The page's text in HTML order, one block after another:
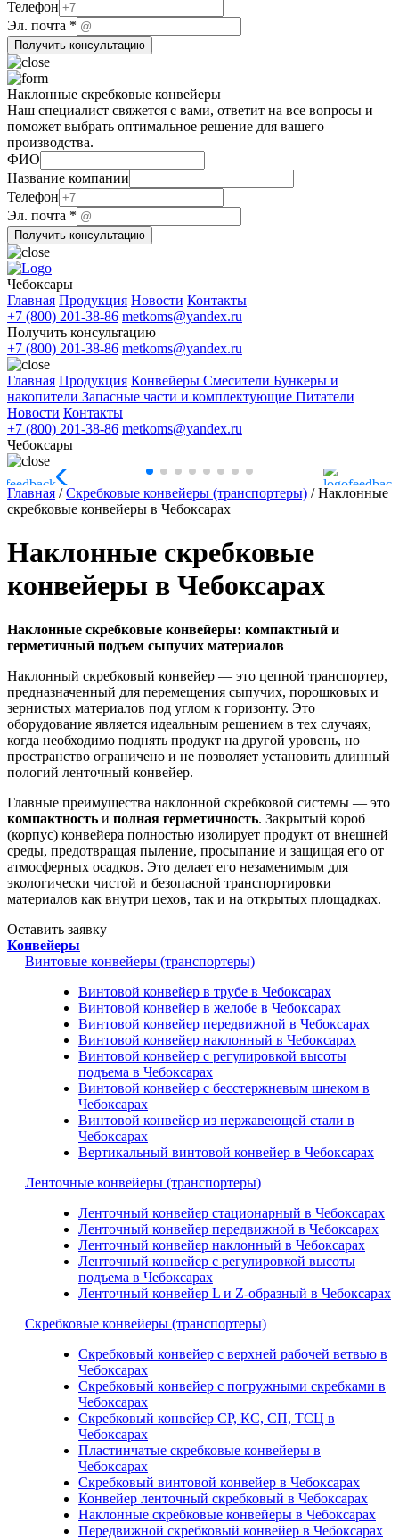
ФИО
почта
Телефон
Эл. почта *
Получить консультацию
Наклонные скребковые конвейеры
Наш специалист свяжется с вами, ответит на все вопросы и
поможет выбрать оптимальное решение для вашего
производства.
Название
ФИО
почта
ФИО
Название компании
Телефон
Эл. почта *
Получить консультацию
Чебоксары
Главная Продукция Новости Контакты
+7 (800) 201-38-86 metkoms@yandex.ru
Получить консультацию
+7 (800) 201-38-86 metkoms@yandex.ru
Главная Продукция Конвейеры Смесители Бункеры и
накопители Запасные части и комплектующие Питатели
Новости Контакты
+7 (800) 201-38-86 metkoms@yandex.ru
Чебоксары
Главная /Скребковые конвейеры (транспортеры) /Наклонные
скребковые конвейеры в Чебоксарах
Наклонные скребковые
конвейеры в Чебоксарах
Наклонные скребковые конвейеры: компактный и
герметичный подъем сыпучих материалов
Наклонный скребковый конвейер — это цепной транспортер,
предназначенный для перемещения сыпучих, порошковых и
зернистых материалов под углом к горизонту. Это
оборудование является идеальным решением в тех случаях,
когда необходимо поднять продукт на другой уровень, но
пространство ограничено и не позволяет установить длинный
пологий ленточный конвейер.
Главные преимущества наклонной скребковой системы — это
компактность и полная герметичность. Закрытый короб
(корпус) конвейера полностью изолирует продукт от внешней
среды, предотвращая пыление, просыпание и защищая его от
атмосферных осадков. Это делает его незаменимым для
экологически чистой и безопасной транспортировки
материалов как внутри цехов, так и на открытых площадках.
Оставить заявку
Конвейеры
Винтовые конвейеры (транспортеры)
Винтовой конвейер в трубе в Чебоксарах
Винтовой конвейер в желобе в Чебоксарах
Винтовой конвейер передвижной в Чебоксарах
Винтовой конвейер наклонный в Чебоксарах
Винтовой конвейер с регулировкой высоты
подъема в Чебоксарах
Винтовой конвейер с бесстержневым шнеком в
Чебоксарах
Винтовой конвейер из нержавеющей стали в
Чебоксарах
Вертикальный винтовой конвейер в Чебоксарах
Ленточные конвейеры (транспортеры)
Ленточный конвейер стационарный в Чебоксарах
Ленточный конвейер передвижной в Чебоксарах
Ленточный конвейер наклонный в Чебоксарах
Ленточный конвейер с регулировкой высоты
подъема в Чебоксарах
Ленточный конвейер L и Z-образный в Чебоксарах
Скребковые конвейеры (транспортеры)
Скребковый конвейер с верхней рабочей ветвью в
Чебоксарах
Скребковый конвейер с погружными скребками в
Чебоксарах
Скребковый конвейер СР, КС, СП, ТСЦ в
Чебоксарах
Пластинчатые скребковые конвейеры в
Чебоксарах
Скребковый винтовой конвейер в Чебоксарах
Конвейер ленточный скребковый в Чебоксарах
Наклонные скребковые конвейеры в Чебоксарах
Передвижной скребковый конвейер в Чебоксарах